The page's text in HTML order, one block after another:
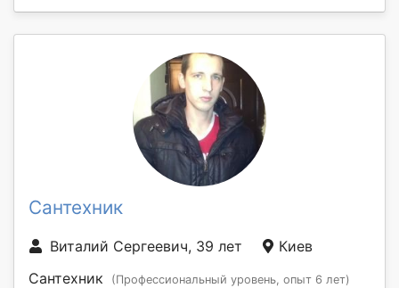
Сантехник
Виталий Сергеевич, 39 лет
Киев
Сантехник
(Профессиональный уровень, опыт 6 лет)